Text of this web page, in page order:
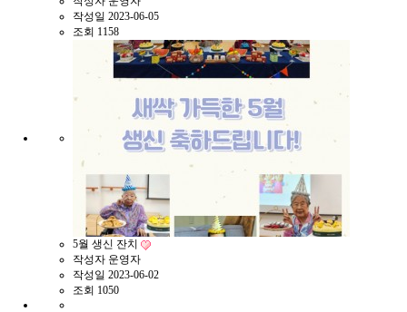
작성일 2023-06-05
조회 1158
5월 생신 잔치
작성자 운영자
작성일 2023-06-02
조회 1050